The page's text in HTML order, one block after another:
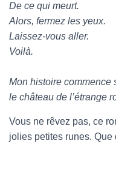
De ce qui meurt.
Alors, fermez les yeux.
Laissez-vous aller.
Voilà.
Mon histoire commence
le château de l’étrange
Vous ne rêvez pas, ce
jolies petites runes.